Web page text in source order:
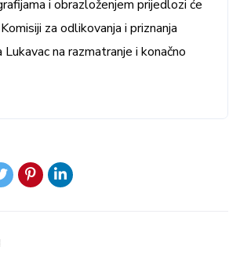
i obrazloženjem prijedlozi će
za odlikovanja i priznanja
Lukavac na razmatranje i konačno